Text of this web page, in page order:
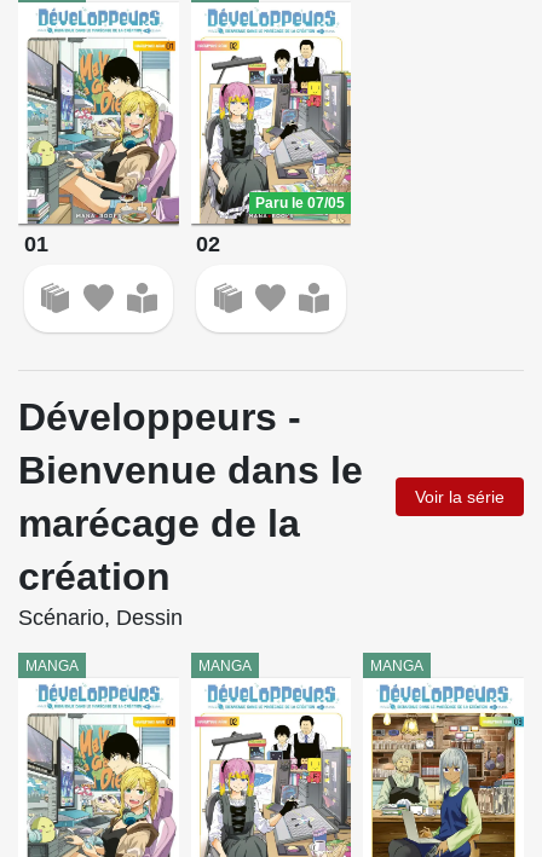
01
Paru le 07/05
02
Développeurs -
Bienvenue dans le
marécage de la
création
Voir la série
Scénario, Dessin
MANGA MANGA MANGA